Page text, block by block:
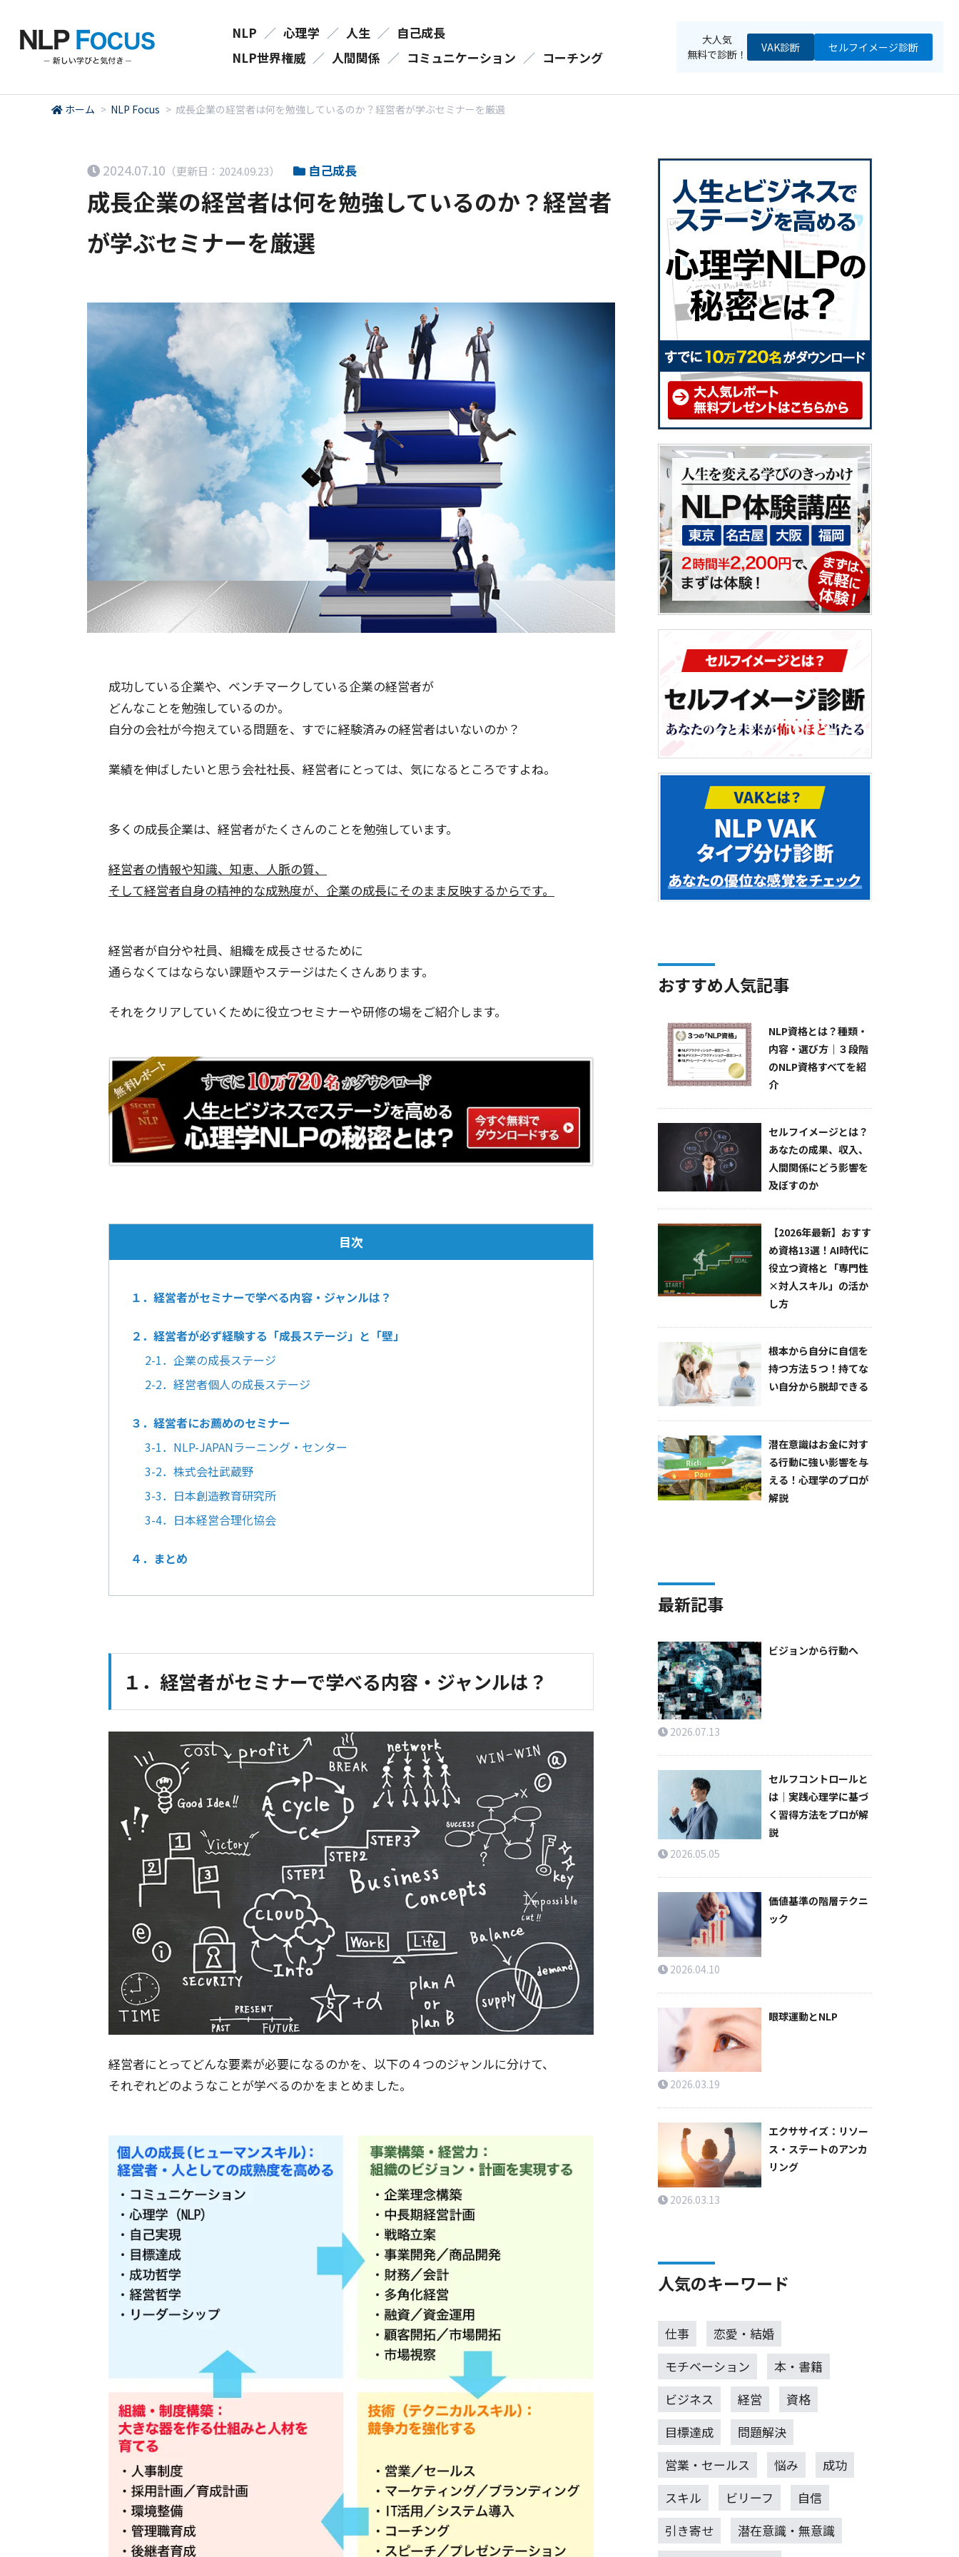
NLP ／ 心理学 ／ 人生 ／ 自己成長
NLP世界権威 ／ 人間関係 ／ コミュニケーション ／ コーチング
大人気
無料で診断！
VAK診断 セルフイメージ診断
ホーム > NLP Focus > 成長企業の経営者は何を勉強しているのか？経営者が学ぶセミナーを厳選
2024.07.10 （更新日：2024.09.23） 自己成長
成長企業の経営者は何を勉強しているのか？経営者
が学ぶセミナーを厳選
成功している企業や、ベンチマークしている企業の経営者が
どんなことを勉強しているのか。
自分の会社が今抱えている問題を、すでに経験済みの経営者はいないのか？
業績を伸ばしたいと思う会社社長、経営者にとっては、気になるところですよね。
多くの成長企業は、経営者がたくさんのことを勉強しています。
経営者の情報や知識、知恵、人脈の質、
そして経営者自身の精神的な成熟度が、企業の成長にそのまま反映するからです。
経営者が自分や社員、組織を成長させるために
通らなくてはならない課題やステージはたくさんあります。
それをクリアしていくために役立つセミナーや研修の場をご紹介します。
目次
１．経営者がセミナーで学べる内容・ジャンルは？
２．経営者が必ず経験する「成長ステージ」と「壁」
2-1．企業の成長ステージ
2-2．経営者個人の成長ステージ
３．経営者にお薦めのセミナー
3-1．NLP-JAPANラーニング・センター
3-2．株式会社武蔵野
3-3．日本創造教育研究所
3-4．日本経営合理化協会
４．まとめ
１．経営者がセミナーで学べる内容・ジャンルは？
経営者にとってどんな要素が必要になるのかを、以下の４つのジャンルに分けて、
それぞれどのようなことが学べるのかをまとめました。
おすすめ人気記事
NLP資格とは？種類・
内容・選び方｜３段階
のNLP資格すべてを紹
介
セルフイメージとは？
あなたの成果、収入、
人間関係にどう影響を
及ぼすのか
【2026年最新】おすす
め資格13選！AI時代に
役立つ資格と「専門性
×対人スキル」の活か
し方
根本から自分に自信を
持つ方法５つ！持てな
い自分から脱却できる
潜在意識はお金に対す
る行動に強い影響を与
える！心理学のプロが
解説
最新記事
ビジョンから行動へ
2026.07.13
セルフコントロールと
は｜実践心理学に基づ
く習得方法をプロが解
説
2026.05.05
価値基準の階層テクニ
ック
2026.04.10
眼球運動とNLP
2026.03.19
エクササイズ：リソー
ス・ステートのアンカ
リング
2026.03.13
人気のキーワード
仕事
恋愛・結婚
モチベーション
本・書籍
ビジネス
経営
資格
目標達成
問題解決
営業・セールス
悩み
成功
スキル
ビリーフ
自信
引き寄せ
潜在意識・無意識